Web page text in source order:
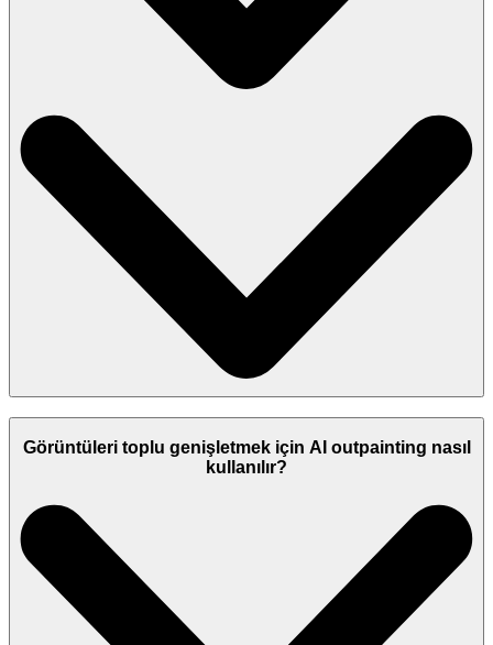
Görüntüleri toplu genişletmek için AI outpainting nasıl
kullanılır?